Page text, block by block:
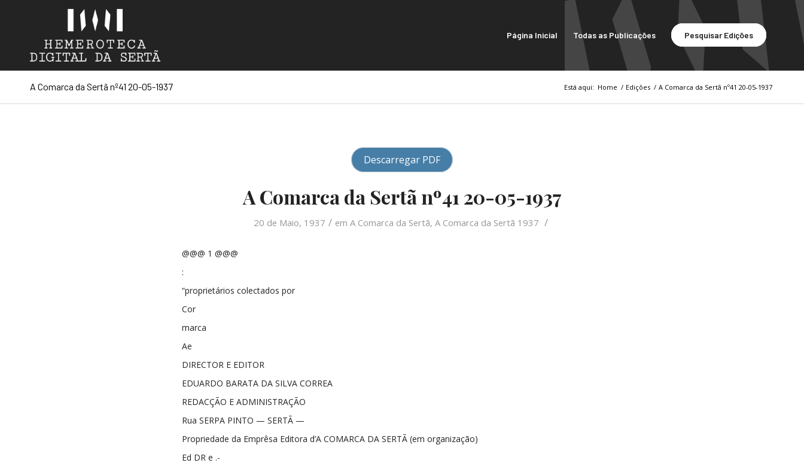
Página Inicial Todas as Publicações Pesquisar Edições
A Comarca da Sertã nº41 20-05-1937 Está aqui: Home / Edições / A Comarca da Sertã nº41 20-05-1937
Descarregar PDF
A Comarca da Sertã nº41 20-05-1937
20 de Maio, 1937 / em A Comarca da Sertã, A Comarca da Sertã 1937 /
@@@ 1 @@@
:
“proprietários colectados por
Cor
marca
Ae
DIRECTOR E EDITOR
EDUARDO BARATA DA SILVA CORREA
REDACÇÃO E ADMINISTRAÇÃO
Rua SERPA PINTO — SERTÃ —
Propriedade da Emprêsa Editora d’A COMARCA DA SERTÃ (em organização)
Ed DR e .-